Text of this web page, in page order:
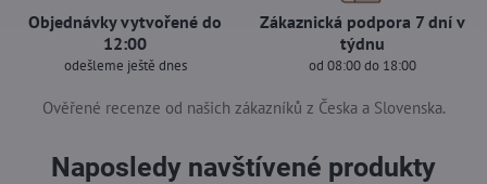
Objednávky vytvořené do
12:00
odešleme ještě dnes
Zákaznická podpora 7 dní v
týdnu
od 08:00 do 18:00
Ověřené recenze od našich zákazníků z Česka a Slovenska.
Naposledy navštívené produkty